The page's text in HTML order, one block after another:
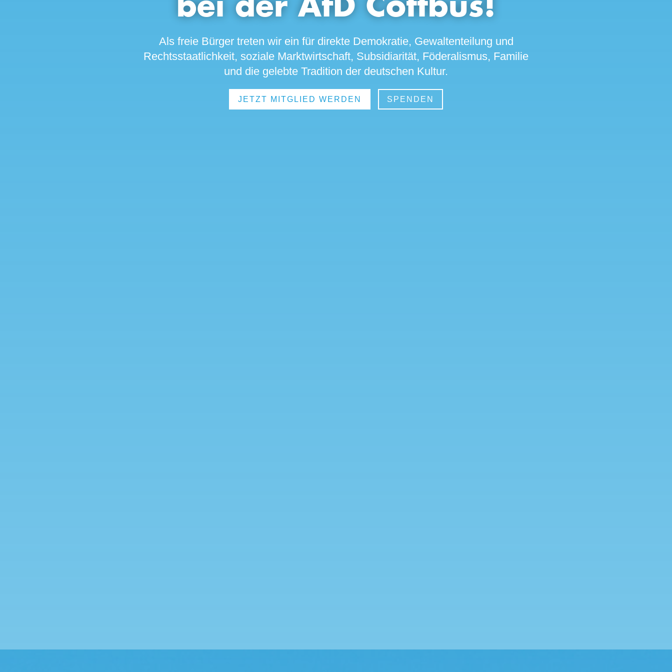
bei der AfD Cottbus!
Als freie Bürger treten wir ein für direkte Demokratie, Gewaltenteilung und
Rechtsstaatlichkeit, soziale Marktwirtschaft, Subsidiarität, Föderalismus, Familie
und die gelebte Tradition der deutschen Kultur.
JETZT MITGLIED WERDEN SPENDEN